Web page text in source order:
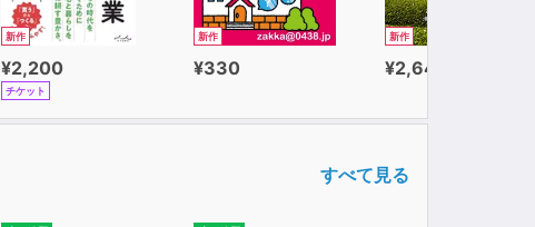
新作
¥2,200
チケット
新作
¥330
新作
¥2,640
すべて見る